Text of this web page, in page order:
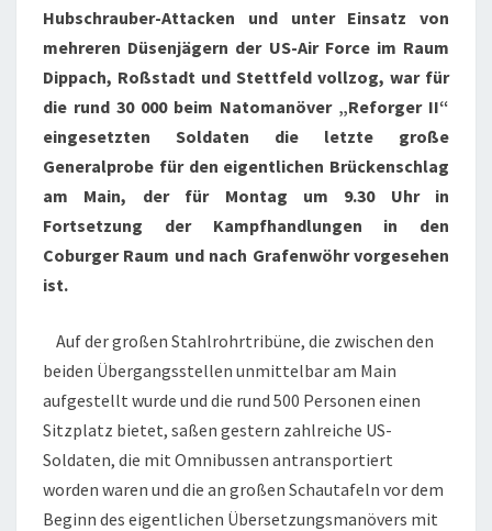
Hubschrauber-Attacken und unter Einsatz von
mehreren Düsenjägern der US-Air Force im Raum
Dippach, Roßstadt und Stettfeld vollzog, war für
die rund 30 000 beim Natomanöver „Reforger II“
eingesetzten Soldaten die letzte große
Generalprobe für den eigentlichen Brückenschlag
am Main, der für Montag um 9.30 Uhr in
Fortsetzung der Kampfhandlungen in den
Coburger Raum und nach Grafenwöhr vorgesehen
ist.
Auf der großen Stahlrohrtribüne, die zwischen den
beiden Übergangsstellen unmittelbar am Main
aufgestellt wurde und die rund 500 Personen einen
Sitzplatz bietet, saßen gestern zahlreiche US-
Soldaten, die mit Omnibussen antransportiert
worden waren und die an großen Schautafeln vor dem
Beginn des eigentlichen Übersetzungsmanövers mit